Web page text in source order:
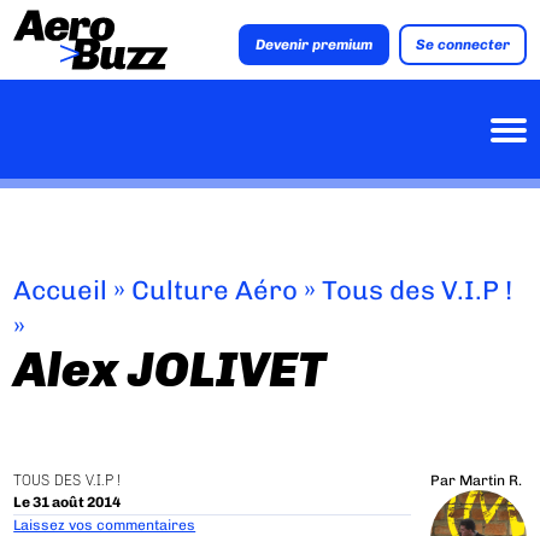
Devenir premium Se connecter
Accueil » Culture Aéro »Tous des V.I.P !
»
Alex JOLIVET
TOUS DES V.I.P !
Le 31 août 2014
Par Martin R.
Laissez vos commentaires